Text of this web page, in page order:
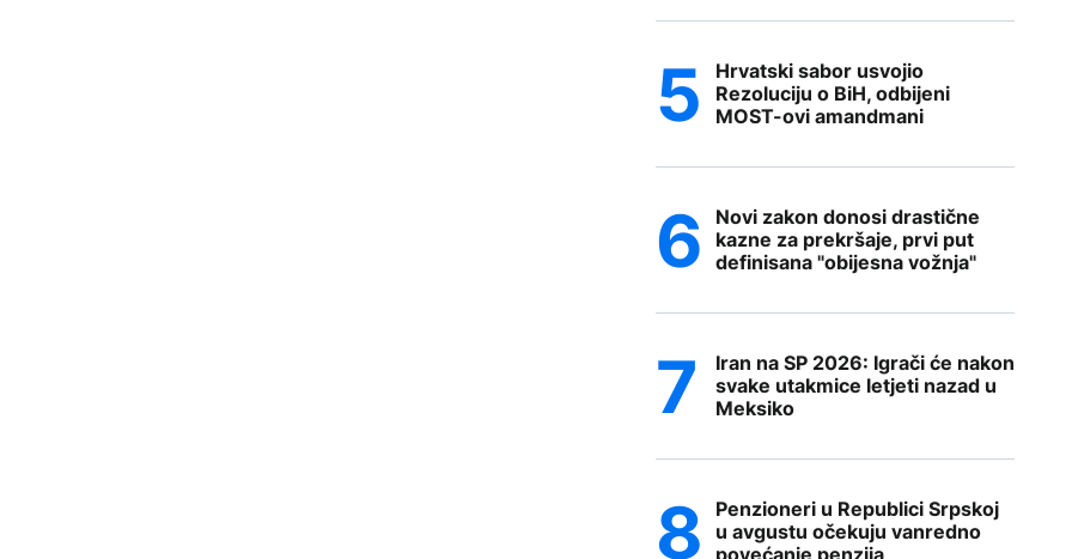
Hrvatski sabor usvojio
Rezoluciju o BiH, odbijeni
MOST-ovi amandmani
Novi zakon donosi drastične
kazne za prekršaje, prvi put
definisana "obijesna vožnja"
Iran na SP 2026: Igrači će nakon
svake utakmice letjeti nazad u
Meksiko
Penzioneri u Republici Srpskoj
u avgustu očekuju vanredno